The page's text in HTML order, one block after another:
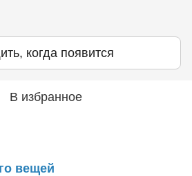
когда появится
В избранное
вещей